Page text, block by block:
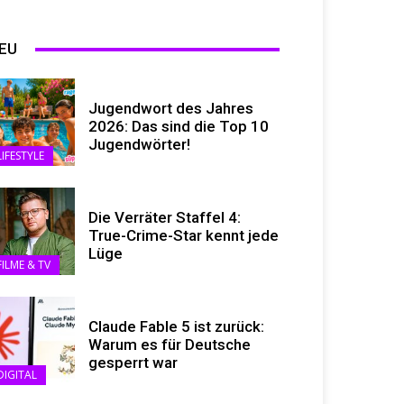
Jugendwort des Jahres
2026: Das sind die Top 10
Jugendwörter!
& TV
Die Verräter Staffel 4:
True-Crime-Star kennt jede
Lüge
Claude Fable 5 ist zurück:
Warum es für Deutsche
gesperrt war